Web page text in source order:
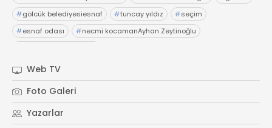
#gölcük belediyesiesnaf #tuncay yıldız #seçim
#esnaf odası #necmi kocamanAyhan Zeytinoğlu
Web TV
Foto Galeri
Yazarlar